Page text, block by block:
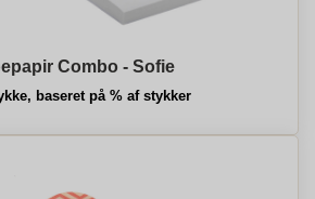
Combo - Sofie
baseret på % af stykker